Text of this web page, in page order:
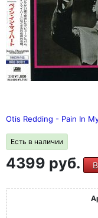
Otis Redding - Pain In
Есть в наличии
4399 руб.